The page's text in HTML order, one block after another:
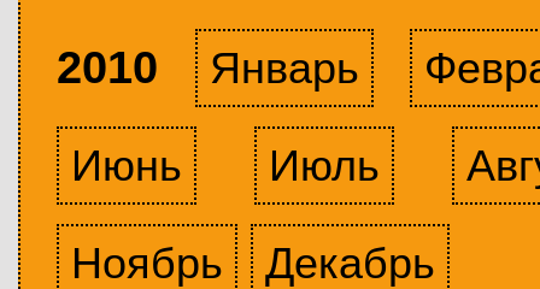
2010 Январь
Июнь
Июль
Ноябрь
Декабрь